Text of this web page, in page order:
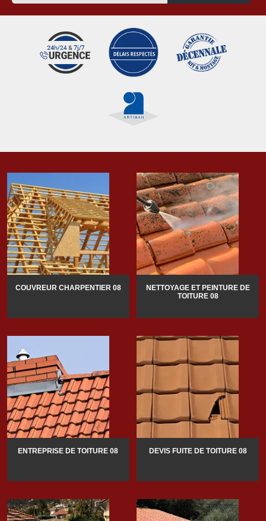
COUVREUR CHARPENTIER 08
NETTOYAGE ET PEINTURE DE
TOITURE 08
ENTREPRISE DE TOITURE 08 DEVIS FUITE DE TOITURE 08